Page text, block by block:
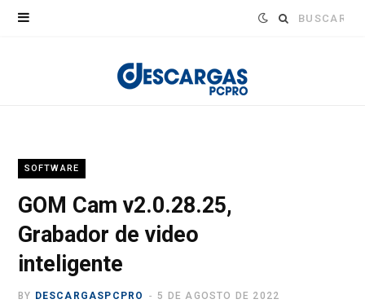
Buscar:
SOFTWARE
GOM Cam v2.0.28.25,
Grabador de video
inteligente
BY DESCARGASPCPRO 5 DE AGOSTO DE 2022